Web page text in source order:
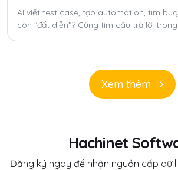
AI viết test case, tạo automation, tìm
còn "đất diễn"? Cùng tìm câu trả lời
Xem thêm
Hachinet
Đăng ký ngay để nhận nguồn cấp dữ